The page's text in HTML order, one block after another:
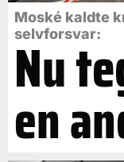
Moské kaldte
selvforsvar:
Nu
en